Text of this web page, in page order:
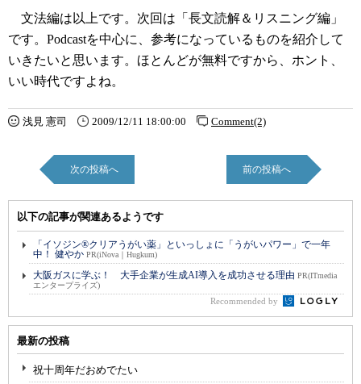
文法編は以上です。次回は「長文読解＆リスニング編」
です。Podcastを中心に、参考になっているものを紹介して
いきたいと思います。ほとんどが無料ですから、ホント、
いい時代ですよね。
浅見 憲司 2009/12/11 18:00:00 Comment(2)
次の投稿へ 前の投稿へ
以下の記事が関連あるようです
「イソジン®クリアうがい薬」といっしょに「うがいパワー」で一年
中！ 健やか PR(iNova｜Hugkum)
大阪ガスに学ぶ！ 大手企業が生成AI導入を成功させる理由 PR(ITmedia
エンタープライズ)
Recommended by
最新の投稿
祝十周年だおめでたい